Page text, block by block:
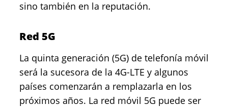
sino también en la reputación.
Red 5G
La quinta generación (5G) de telefonía móvil
será la sucesora de la 4G-LTE y algunos
países comenzarán a remplazarla en los
próximos años. La red móvil 5G puede ser